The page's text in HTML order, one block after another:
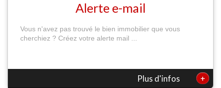
Alerte e-mail
Vous n'avez pas trouvé le bien immobilier que vous
cherchiez ? Créez votre alerte mail ...
Plus d'infos +